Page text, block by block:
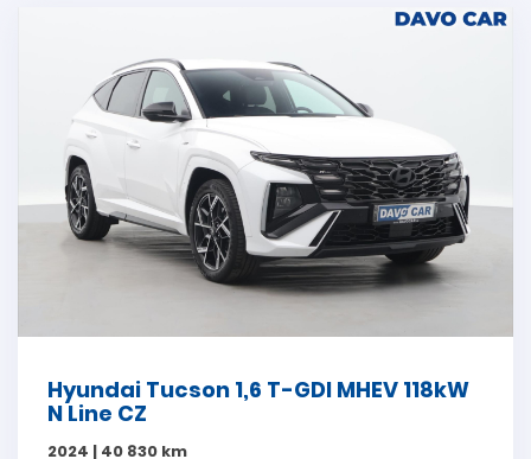
Hyundai Tucson 1,6 T-GDI MHEV 118kW
N Line CZ
2024 | 40 830 km